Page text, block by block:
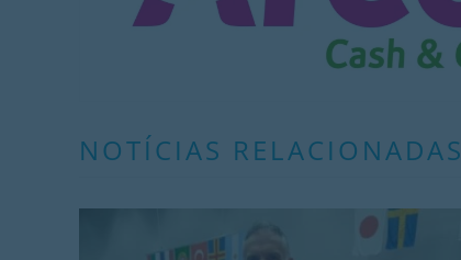
NOTÍCIAS RELACIONADAS